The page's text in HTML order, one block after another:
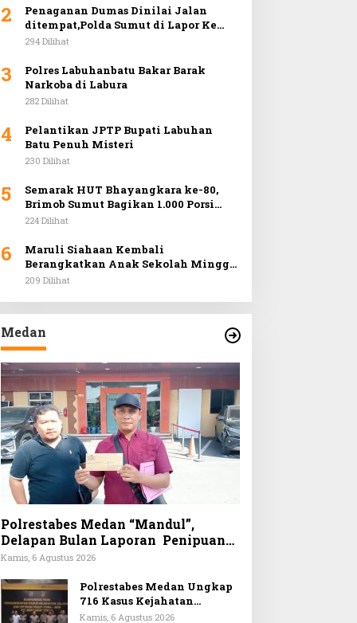
2
Penaganan Dumas Dinilai Jalan
ditempat,Polda Sumut di Lapor Ke
Mabes Polri
294 Dilihat
3
Polres Labuhanbatu Bakar Barak
Narkoba di Labura
282 Dilihat
4
Pelantikan JPTP Bupati Labuhan
Batu Penuh Misteri
230 Dilihat
5
Semarak HUT Bhayangkara ke-80,
Brimob Sumut Bagikan 1.000 Porsi
Makan Gratis dan Gelar Pasar Murah
224 Dilihat
6
Maruli Siahaan Kembali
Berangkatkan Anak Sekolah Minggu
HKBP Padang Bulan Wisata Rohani
209 Dilihat
Medan
Polrestabes Medan “Mandul”,
Delapan Bulan Laporan Penipuan
Jual Beli Rumah Tak Tuntas
Kamis, 6 Agustus 2026
Polrestabes Medan Ungkap
716 Kasus Kejahatan
Jalanan, 906 Tersangka 57
Kamis, 6 Agustus 2026